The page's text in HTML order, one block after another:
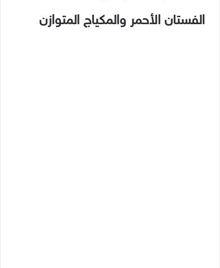
الفستان الأحمر والمكياج المتوازن